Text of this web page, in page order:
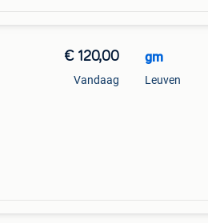
€ 120,00
Vandaag
gm
Leuven